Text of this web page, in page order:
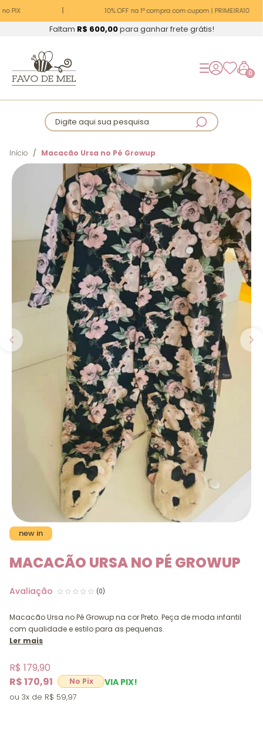
PIX 10% OFF na 1ª compra com cupom | PRIMEIRA10
Faltam R$ 600,00para ganhar frete grátis!
0
Digite aqui sua pesquisa
Início Macacão Ursa no Pé Growup
new in
MACACÃO URSA NO PÉ GROWUP
(0)
Macacão Ursa no Pé Growup na cor Preto. Peça de moda infantil
com qualidade e estilo para as pequenas.
Ler mais
R$ 170,91 VIA PIX!
R$ 179,90
3x R$ 59,97